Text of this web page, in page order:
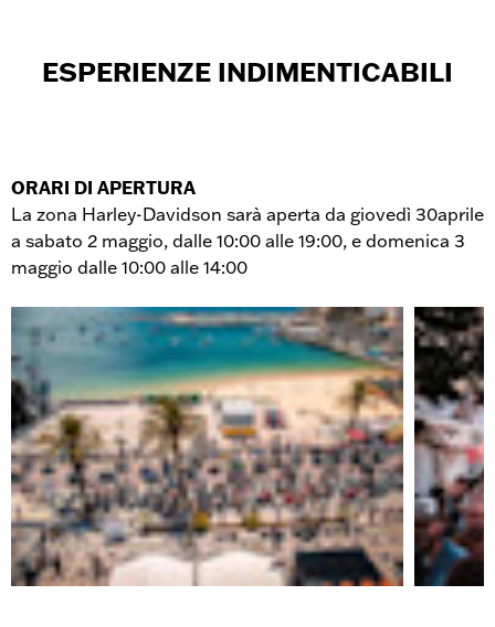
ESPERIENZE INDIMENTICABILI
ORARI DI APERTURA
La zona Harley-Davidson sarà aperta da giovedì 30aprile
a sabato 2 maggio, dalle 10:00 alle 19:00, e domenica 3
maggio dalle 10:00 alle 14:00